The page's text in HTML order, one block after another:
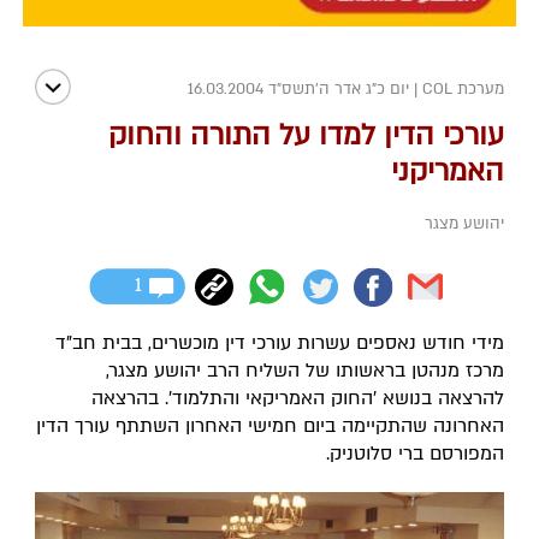
מערכת COL | יום כ"ג אדר ה׳תשס״ד 16.03.2004
עורכי הדין למדו על התורה והחוק
האמריקני
יהושע מצגר
1
מידי חודש נאספים עשרות עורכי דין מוכשרים, בבית חב"ד
מרכז מנהטן בראשותו של השליח הרב יהושע מצגר,
להרצאה בנושא 'החוק האמריקאי והתלמוד'. בהרצאה
האחרונה שהתקיימה ביום חמישי האחרון השתתף עורך הדין
המפורסם ברי סלוטניק.